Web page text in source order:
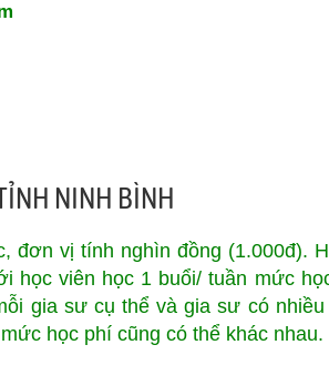
NINH BÌNH
đơn vị tính nghìn đồng (1.000đ).
học viên học 1 buổi/ tuần mức
gia sư cụ thể và gia sư có nhiều
học phí cũng có thể khác nhau.